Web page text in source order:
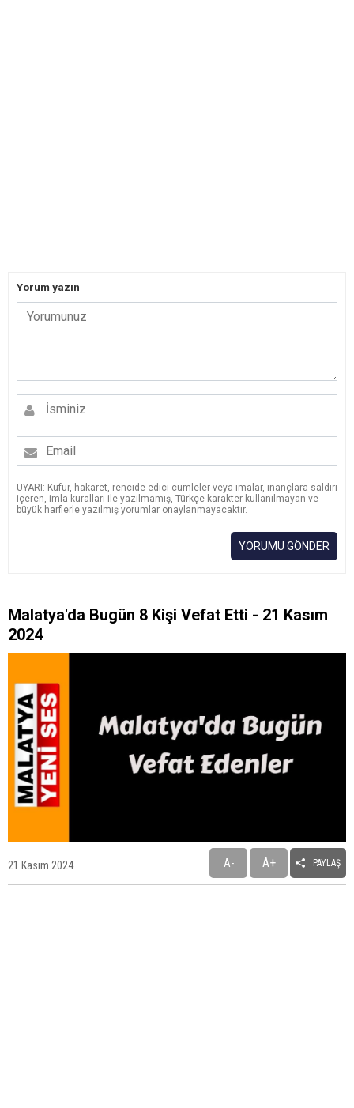
Yorum yazın
UYARI: Küfür, hakaret, rencide edici cümleler veya imalar, inançlara saldırı
içeren, imla kuralları ile yazılmamış, Türkçe karakter kullanılmayan ve
büyük harflerle yazılmış yorumlar onaylanmayacaktır.
YORUMU GÖNDER
Malatya'da Bugün 8 Kişi Vefat Etti - 21 Kasım
2024
21 Kasım 2024 A- A+ PAYLAŞ